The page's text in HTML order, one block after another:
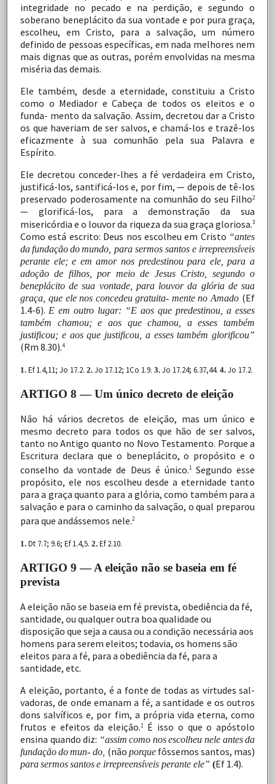
integridade no pecado e na perdição, e segundo o
soberano beneplácito da sua vontade e por pura graça,
escolheu, em Cristo, para a salvação, um número
definido de pessoas específicas, em nada melhores nem
mais dignas que as outras, porém envolvidas na mesma
miséria das demais.
Ele também, desde a eternidade, constituiu a Cristo
como o Mediador e Cabeça de todos os eleitos e o
funda- mento da salvação. Assim, decretou dar a Cristo
os que haveriam de ser salvos, e chamá-los e trazê-los
eficazmenteà sua comunhão pela sua Palavra
e
Espírito.
Ele decretou conceder-lhes a fé verdadeira em Cristo,
justificá-los, santificá-los e, por fim, — depois de tê-los
preservado poderosamente na comunhão do seu Filho2
— glorificá-los, para a demonstração da sua
misericórdia e o louvorda riqueza da sua graça gloriosa.3
Como está escrito: Deus nos escolheu em Cristo “antes
dafundaçãodomundo, para sermos santos e irrepreensíveis
perante ele; e em amor nos predestinou para ele, para a
adoção de filhos, por meio de Jesus Cristo, segundo o
beneplácito de sua vontade, para louvor da glória de sua
graça, que ele nos concedeu gratuita- mente no Amado (Ef
1.4-6). E em outro lugar: “E aos que predestinou, a esses
também chamou; e aos que chamou, a esses também
justificou; e aos que justificou, a esses também glorificou”
(Rm 8.30).4
1. Ef 1.4,11; Jo 17.2. 2. Jo 17.12; 1Co 1.9. 3. Jo 17.24; 6.37,44. 4. Jo 17.2.
ARTIGO 8 — Um único decreto de eleição
Não há vários decretos de eleição, mas um único e
mesmodecreto para todos os que hão de ser salvos,
tanto no Antigo quanto no Novo Testamento. Porque a
Escritura declara que o beneplácito, o propósito e o
conselho da vontade de Deus é único.1 Segundo esse
propósito, ele nos escolheudesde a eternidade tanto
para a graça quanto para a glória, como também para a
salvação e para o caminho da salvação, o qual preparou
para que andássemos nele.2
1. Dt 7.7; 9.6; Ef 1.4,5. 2. Ef 2.10.
ARTIGO 9 — A eleição não se baseia em fé
prevista
A eleição não se baseia em fé prevista, obediência da fé,
santidade, ou qualquer outra boa qualidade ou
disposição que seja a causa ou a condição necessária aos
homens para serem eleitos; todavia, os homens são
eleitos para a fé, para a obediência da fé, para a
santidade, etc.
A eleição, portanto, é a fonte de todas as virtudes sal-
vadoras, de onde emanam a fé, a santidade e os outros
donssalvíficos e, por fim, a própria vida eterna, como
frutos e efeitos da eleição.1 É isso o que o apóstolo
ensina quando diz: “assim como nos escolheu nele antes da
fundaçãodomun- do, (não porque fôssemos santos, mas)
parasermossantose irrepreensíveis perante ele” (Ef 1.4).